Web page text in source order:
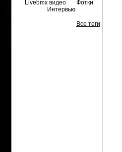
Livebmx видео
Фотки
Интервью
Все теги